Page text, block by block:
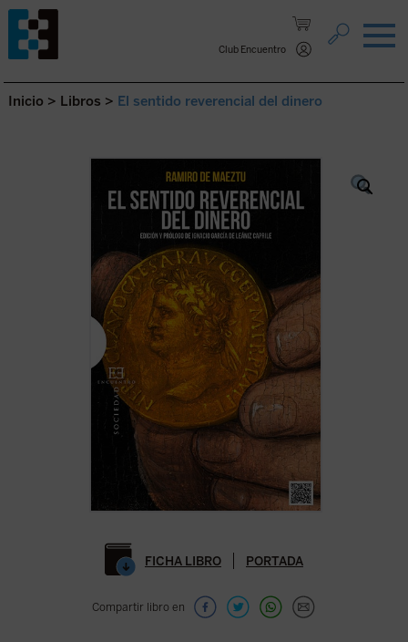
Club Encuentro
Saltar al contenido.
Inicio > Libros > El sentido reverencial del dinero
FICHA LIBRO PORTADA
Compartir libro en